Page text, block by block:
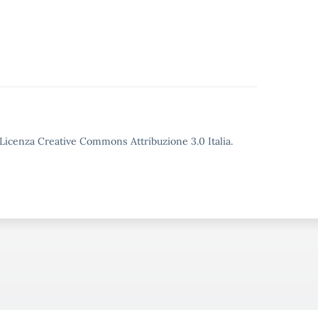
Creative Commons Attribuzione 3.0 Italia.